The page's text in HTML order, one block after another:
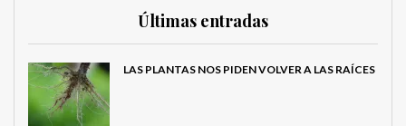
Últimas entradas
LAS PLANTAS NOS PIDEN VOLVER A LAS RAÍCES